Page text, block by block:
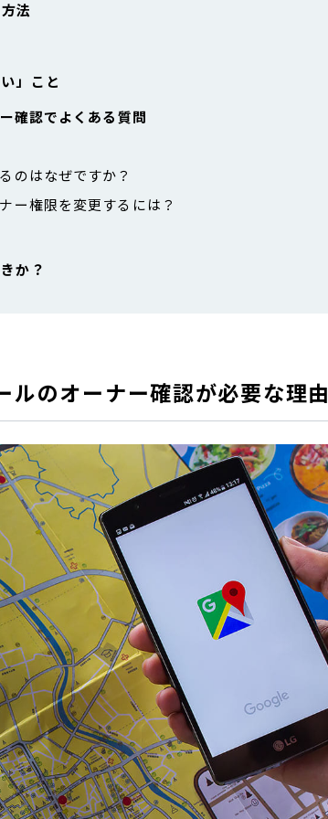
法
」こと
確認でよくある質問
のはなぜですか？
ー権限を変更するには？
か？
のオーナー確認が必要な理由